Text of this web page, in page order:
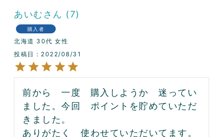
あいむ 7
購入者
北海道 30代 女性
投稿日
2022/08/31
前から　一度　購入しようか　迷ってい
ました。今回　ポイントを貯めていただ
きました。
ありがたく　使わせていただいてます。